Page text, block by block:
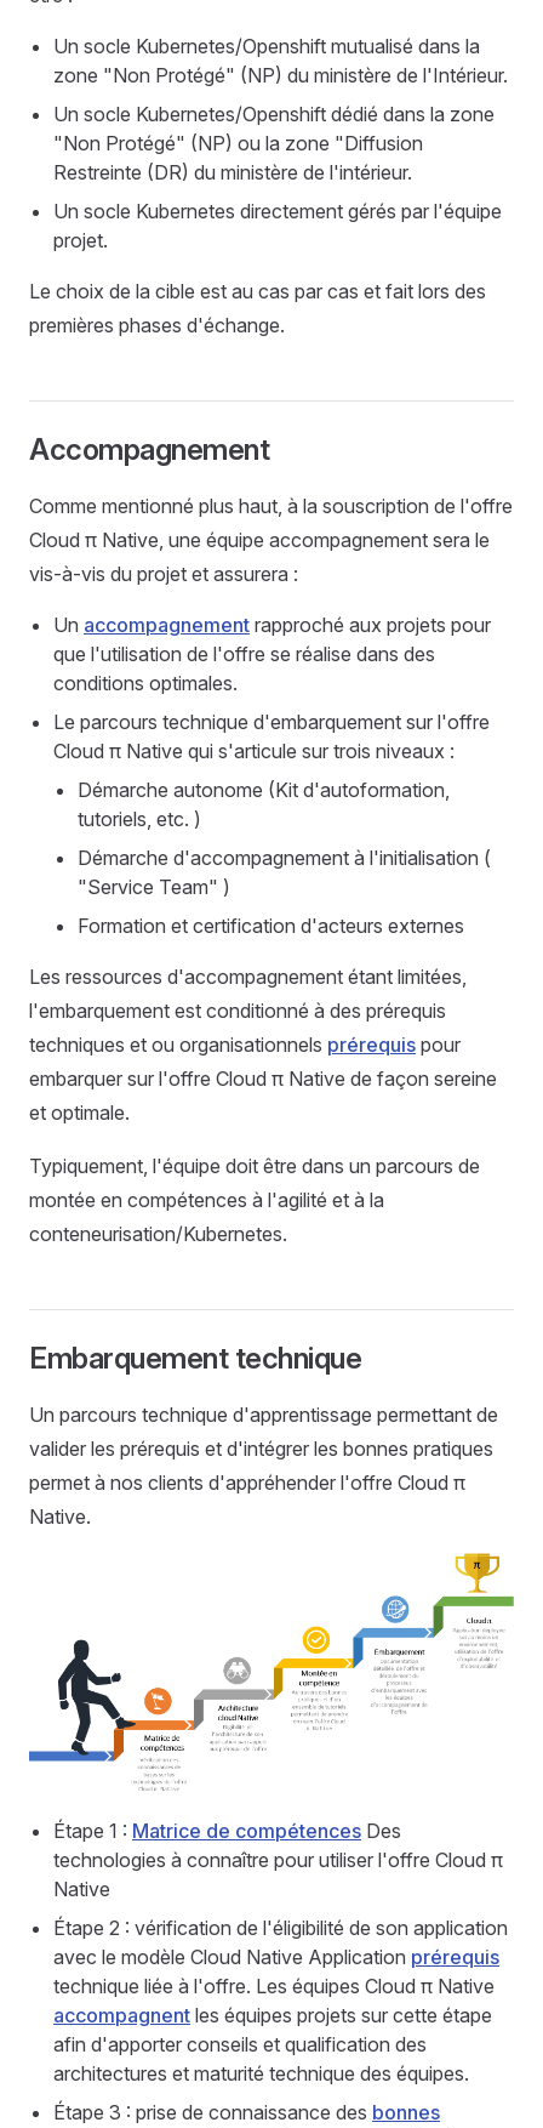
Un socle Kubernetes/Openshift mutualisé dans la
zone "Non Protégé" (NP) du ministère de l'Intérieur.
Un socle Kubernetes/Openshift dédié dans la zone
"Non Protégé" (NP) ou la zone "Diffusion
Restreinte (DR) du ministère de l'intérieur.
Un socle Kubernetes directement gérés par l'équipe
projet.
Le choix de la cible est au cas par cas et fait lors des
premières phases d'échange.
Accompagnement
Comme mentionné plus haut, à la souscription de l'offre
Cloud π Native, une équipe accompagnement sera le
vis-à-vis du projet et assurera :
Un accompagnement rapproché aux projets pour
que l'utilisation de l'offre se réalise dans des
conditions optimales.
Le parcours technique d'embarquement sur l'offre
Cloud π Native qui s'articule sur trois niveaux :
Démarche autonome (Kit d'autoformation,
tutoriels, etc. )
Démarche d'accompagnement à l'initialisation (
"Service Team" )
Formation et certification d'acteurs externes
Les ressources d'accompagnement étant limitées,
l'embarquement est conditionné à des prérequis
techniques et ou organisationnels prérequis pour
embarquer sur l'offre Cloud π Native de façon sereine
et optimale.
Typiquement, l'équipe doit être dans un parcours de
montée en compétences à l'agilité et à la
conteneurisation/Kubernetes.
Embarquement technique
Un parcours technique d'apprentissage permettant de
valider les prérequis et d'intégrer les bonnes pratiques
permet à nos clients d'appréhender l'offre Cloud π
Native.
Étape 1 : Matrice de compétences Des
technologies à connaître pour utiliser l'offre Cloud π
Native
Étape 2 : vérification de l'éligibilité de son application
avec le modèle Cloud Native Application prérequis
technique liée à l'offre. Les équipes Cloud π Native
accompagnent les équipes projets sur cette étape
afin d'apporter conseils et qualification des
architectures et maturité technique des équipes.
Étape 3 : prise de connaissance des bonnes